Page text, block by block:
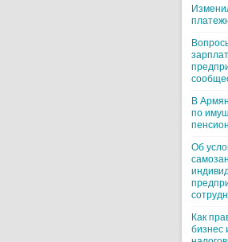
В
по
Об
Как
бизнес